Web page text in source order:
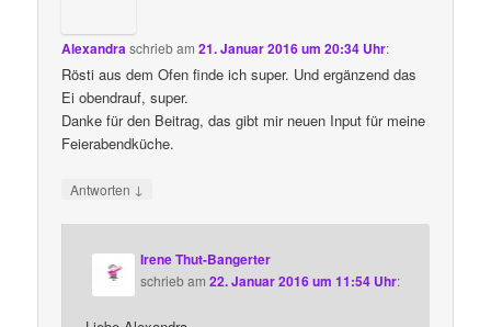
Alexandraschriebam21. Januar 2016 um 20:34 Uhr:
Rösti aus dem Ofen finde ich super. Und ergänzend das
Ei obendrauf, super.
Danke für den Beitrag, das gibt mir neuen Input für meine
Feierabendküche.
Antworten ↓
Irene Thut-Bangerter
schriebam22. Januar 2016 um 11:54 Uhr: